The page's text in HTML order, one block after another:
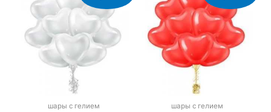
шары с гелием шары с гелием